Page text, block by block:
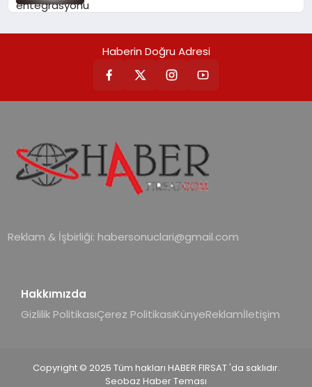
Haberin Doğru Adresi
Reklam & İşbirliği: habersonuclari@gmail.com
Hakkımızda
Gizlilik PolitikasıÇerez PolitikasıKünyeReklamİletişim
Copyright © 2025 Tüm hakları HABER FIRSAT 'da saklıdır.
Seobaz Haber Teması